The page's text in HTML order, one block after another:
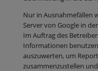
Nur in Ausnahmefällen
Server von Google in
Im Auftrag des
Informationen
auszuwerten, um
zusammenzustellen